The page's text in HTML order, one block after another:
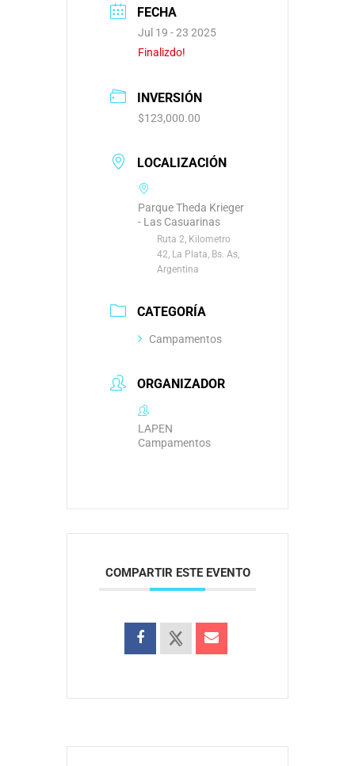
FECHA
Jul 19 - 23 2025
Finalizdo!
INVERSIÓN
$123,000.00
LOCALIZACIÓN
Parque Theda Krieger
- Las Casuarinas
Ruta 2, Kilometro
42, La Plata, Bs. As,
Argentina
CATEGORÍA
Campamentos
ORGANIZADOR
LAPEN
Campamentos
COMPARTIR ESTE EVENTO